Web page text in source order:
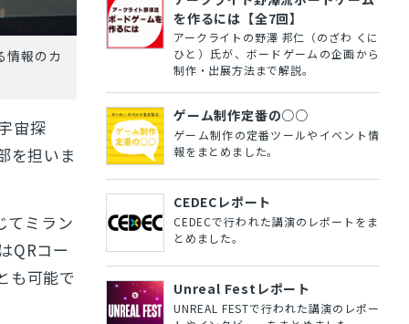
情報のカ
宙探
を担いま
てミラン
QRコー
も可能で
を作るには【全7回】
アークライトの野澤 邦仁（のざわ くに
ひと）氏が、ボードゲームの企画から
制作・出展方法まで解説。
ゲーム制作定番の○○
ゲーム制作の定番ツールやイベント情
報をまとめました。
CEDECレポート
CEDECで行われた講演のレポートをま
とめました。
Unreal Festレポート
UNREAL FESTで行われた講演のレポー